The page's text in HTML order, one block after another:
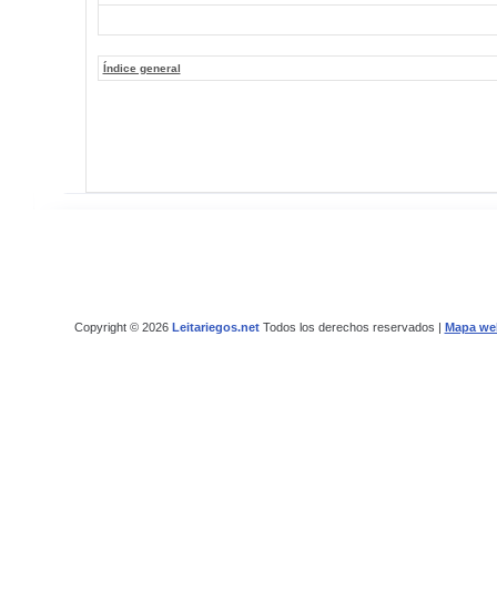
Índice general
Copyright © 2026 Leitariegos.netTodos los derechos reservados | Mapa